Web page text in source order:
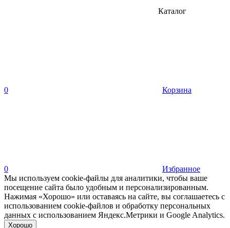
Каталог
0 Корзина
0
Избранное
Мы используем cookie-файлы для аналитики, чтобы ваше
посещение сайта было удобным и персонализированным.
Нажимая «Хорошо» или оставаясь на сайте, вы соглашаетесь с
использованием cookie-файлов и обработку персональных
данных с использованием Яндекс.Метрики и Google Analytics.
Хорошо